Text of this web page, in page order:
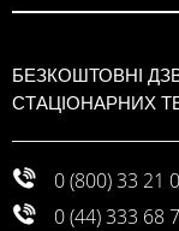
БЕЗКОШТОВНІ
СТАЦІОНАРНИХ
0 (800) 33 21
0 (44) 333 68